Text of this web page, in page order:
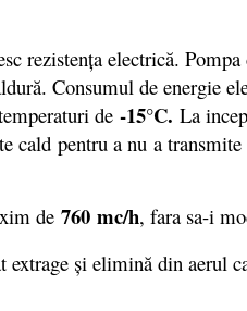
rezistenţa electrică. Pompa
Consumul de energie
de -15°C. La
cald pentru a nu a
de 760 mc/h, fara sa-i
şi elimină din aerul